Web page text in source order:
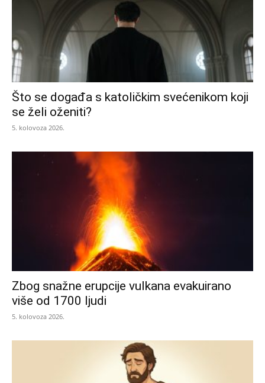
Što se događa s katoličkim svećenikom koji
se želi oženiti?
5. kolovoza 2026.
Zbog snažne erupcije vulkana evakuirano
više od 1700 ljudi
5. kolovoza 2026.